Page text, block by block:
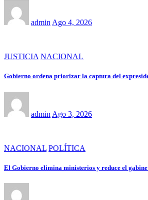
admin Ago 4, 2026
JUSTICIA NACIONAL
Gobierno ordena priorizar la captura del
admin Ago 3, 2026
NACIONAL POLÍTICA
El Gobierno elimina ministerios y reduce el